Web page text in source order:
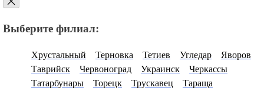
Выберите филиал:
Хрустальный Терновка Тетиев Угледар
Яворов
Таврийск
Червоноград Украинск
Черкассы
Татарбунары
Торецк Трускавец
Тараща